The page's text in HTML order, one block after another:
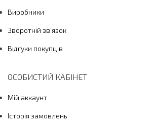
Виробники
Зворотній зв’язок
Відгуки покупців
ОСОБИСТИЙ КАБІНЕТ
Мій аккаунт
Історія замовлень